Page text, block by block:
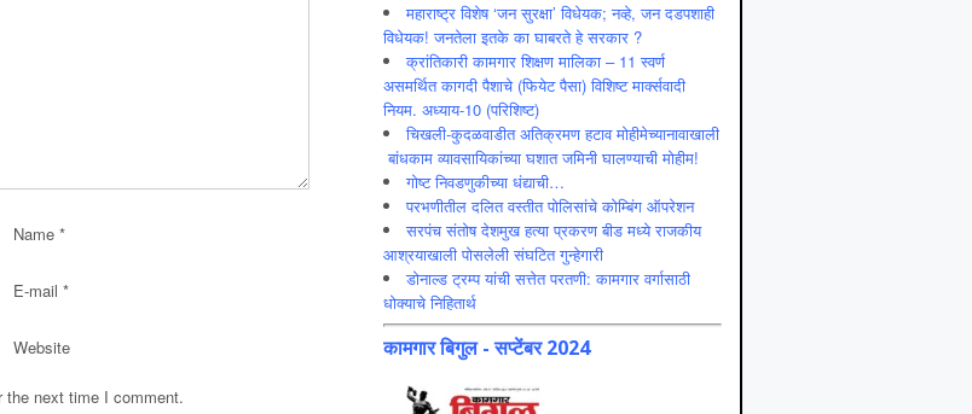
Name *
E-mail *
Website
the next time I comment.
महाराष्ट्र विशेष ‘जन सुरक्षा’ विधेयक; नव्हे, जन दडपशाही
विधेयक! जनतेला इतके का घाबरते हे सरकार ?
क्रांतिकारी कामगार शिक्षण मालिका – 11 स्वर्ण
असमर्थित कागदी पैशाचे (फियेट पैसा) विशिष्ट मार्क्सवादी
नियम. अध्याय-10 (परिशिष्ट)
चिखली-कुदळवाडीत अतिक्रमण हटाव मोहीमेच्यानावाखाली
बांधकाम व्यावसायिकांच्या घशात जमिनी घालण्याची मोहीम!
गोष्ट निवडणुकीच्या धंद्याची…
परभणीतील दलित वस्तीत पोलिसांचे कोम्बिंग ऑपरेशन
सरपंच संतोष देशमुख हत्या प्रकरण बीड मध्ये राजकीय
आश्रयाखाली पोसलेली संघटित गुन्हेगारी
डोनाल्ड ट्रम्प यांची सत्तेत परतणी: कामगार वर्गासाठी
धोक्याचे निहितार्थ
कामगार बिगुल - सप्टेंबर 2024